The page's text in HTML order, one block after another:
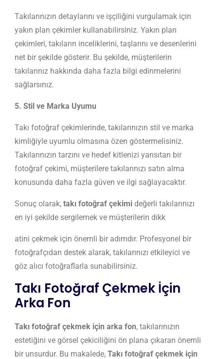
Takılarınızın detaylarını ve işçiliğini vurgulamak için
yakın plan çekimler kullanabilirsiniz. Yakın plan
çekimleri, takıların inceliklerini, taşlarını ve desenlerini
net bir şekilde gösterir. Bu şekilde, müşterilerin
takılarınız hakkında daha fazla bilgi edinmelerini
sağlarsınız.
5. Stil ve Marka Uyumu
Takı fotoğraf çekimlerinde, takılarınızın stil ve marka
kimliğiyle uyumlu olmasına özen göstermelisiniz.
Takılarınızın tarzını ve hedef kitlenizi yansıtan bir
fotoğraf çekimi, müşterilere takılarınızı satın alma
konusunda daha fazla güven ve ilgi sağlayacaktır.
Sonuç olarak, takı fotoğraf çekimi değerli takılarınızı
en iyi şekilde sergilemek ve müşterilerin dikk
atini çekmek için önemli bir adımdır. Profesyonel bir
fotoğrafçıdan destek alarak, takılarınızı etkileyici ve
göz alıcı fotoğraflarla sunabilirsiniz.
Takı Fotoğraf Çekmek İçin
Arka Fon
Takı fotoğraf çekmek için arka fon, takılarınızın
estetiğini ve görsel çekiciliğini ön plana çıkaran önemli
bir unsurdur. Bu makalede, Takı fotoğraf çekmek için